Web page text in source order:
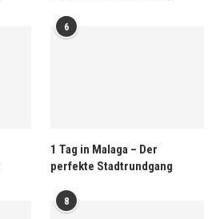
6
1 Tag in Malaga – Der
perfekte Stadtrundgang
8